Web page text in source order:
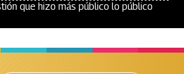
que hizo más público lo público